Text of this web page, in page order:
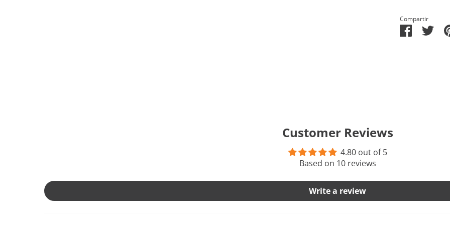
Compartir
Customer Reviews
4.80 out of 5
Based on 10 reviews
Write a review